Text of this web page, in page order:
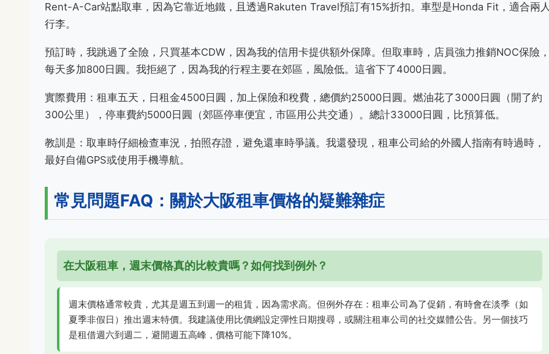
Rent-A-Car站點取車，因為它靠近地鐵，且透過Rakuten Travel預訂有15%折扣。車型是Honda Fit，適合兩
行李。
預訂時，我跳過了全險，只買基本CDW，因為我的信用卡提供額外保障。但取車時，店員強力推銷NOC保險
每天多加800日圓。我拒絕了，因為我的行程主要在郊區，風險低。這省下了4000日圓。
實際費用：租車五天，日租金4500日圓，加上保險和稅費，總價約25000日圓。燃油花了3000日圓（開了約
300公里），停車費約5000日圓（郊區停車便宜，市區用公共交通）。總計33000日圓，比預算低。
教訓是：取車時仔細檢查車況，拍照存證，避免還車時爭議。我還發現，租車公司給的外國人指南有時過時，
最好自備GPS或使用手機導航。
常見問題FAQ：關於大阪租車價格的疑難雜症
在大阪租車，週末價格真的比較貴嗎？如何找到例外？
週末價格通常較貴，尤其是週五到週一的租賃，因為需求高。但例外存在：租車公司為了促銷，有時會在淡季（如
夏季非假日）推出週末特價。我建議使用比價網設定彈性日期搜尋，或關注租車公司的社交媒體公告。另一個技巧
是租借週六到週二，避開週五高峰，價格可能下降10%。